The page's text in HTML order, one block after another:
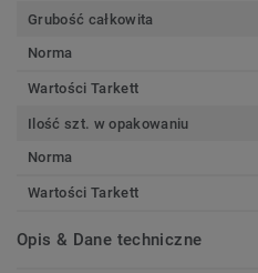
Grubość całkowita
Norma
Wartości Tarkett
Ilość szt. w opakowaniu
Norma
Wartości Tarkett
Opis & Dane techniczne